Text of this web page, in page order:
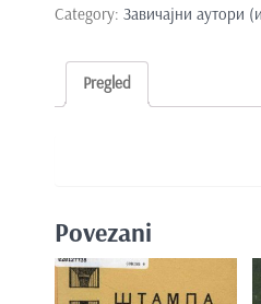
Category: Завичајни аутори
Pregled
Povezani